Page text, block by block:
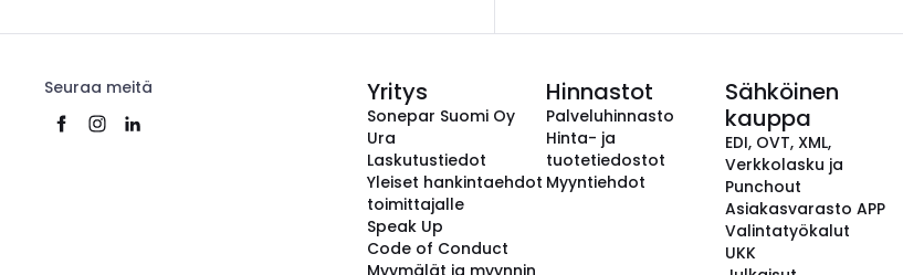
Seuraa meitä Yritys
Sonepar Suomi Oy
Ura
Laskutustiedot
Yleiset hankintaehdot
toimittajalle
Speak Up
Code of Conduct
Myymälät ja myynnin
Hinnastot
Palveluhinnasto
Hinta- ja
tuotetiedostot
Myyntiehdot
Sähköinen
kauppa
EDI, OVT, XML,
Verkkolasku ja
Punchout
Asiakasvarasto APP
Valintatyökalut
UKK